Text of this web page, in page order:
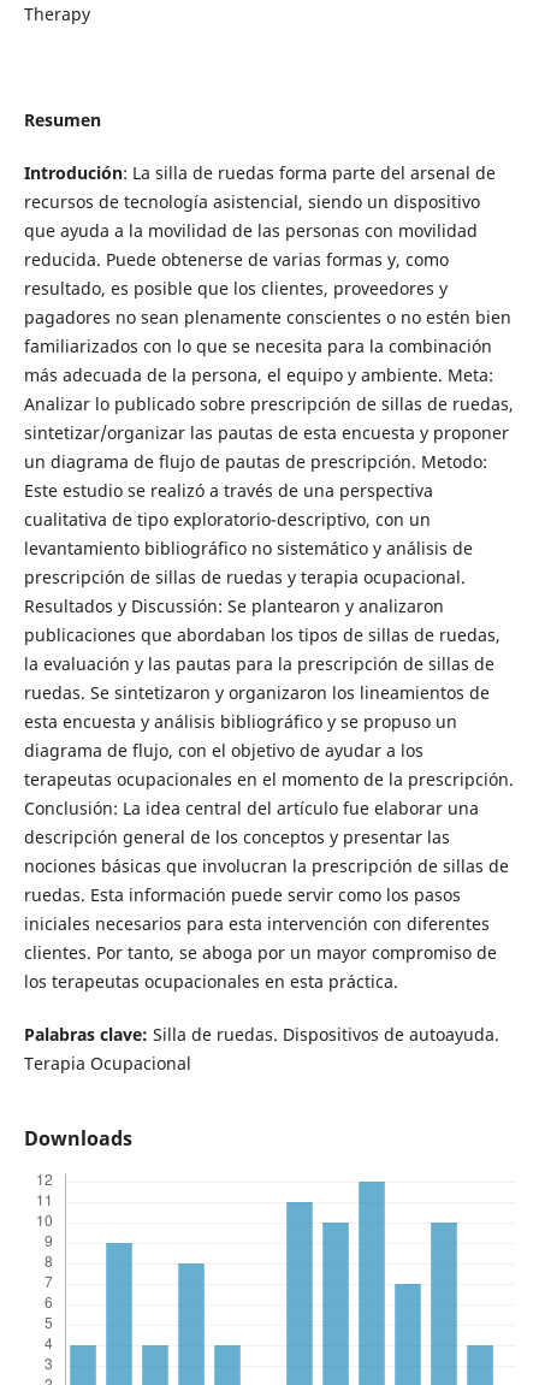
Therapy
Resumen
Introdución: La silla de ruedas forma parte del arsenal de
recursos de tecnología asistencial, siendo un dispositivo
que ayuda a la movilidad de las personas con movilidad
reducida. Puede obtenerse de varias formas y, como
resultado, es posible que los clientes, proveedores y
pagadores no sean plenamente conscientes o no estén bien
familiarizados con lo que se necesita para la combinación
más adecuada de la persona, el equipo y ambiente. Meta:
Analizar lo publicado sobre prescripción de sillas de ruedas,
sintetizar/organizar las pautas de esta encuesta y proponer
un diagrama de flujo de pautas de prescripción. Metodo:
Este estudio se realizó a través de una perspectiva
cualitativa de tipo exploratorio-descriptivo, con un
levantamiento bibliográfico no sistemático y análisis de
prescripción de sillas de ruedas y terapia ocupacional.
Resultados y Discussión: Se plantearon y analizaron
publicaciones que abordaban los tipos de sillas de ruedas,
la evaluación y las pautas para la prescripción de sillas de
ruedas. Se sintetizaron y organizaron los lineamientos de
esta encuesta y análisis bibliográfico y se propuso un
diagrama de flujo, con el objetivo de ayudar a los
terapeutas ocupacionales en el momento de la prescripción.
Conclusión: La idea central del artículo fue elaborar una
descripción general de los conceptos y presentar las
nociones básicas que involucran la prescripción de sillas de
ruedas. Esta información puede servir como los pasos
iniciales necesarios para esta intervención con diferentes
clientes. Por tanto, se aboga por un mayor compromiso de
los terapeutas ocupacionales en esta práctica.
Palabras clave: Silla de ruedas. Dispositivos de autoayuda.
Terapia Ocupacional
Downloads